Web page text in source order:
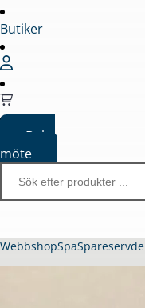
Butiker
Boka
möte
WebbshopSpa